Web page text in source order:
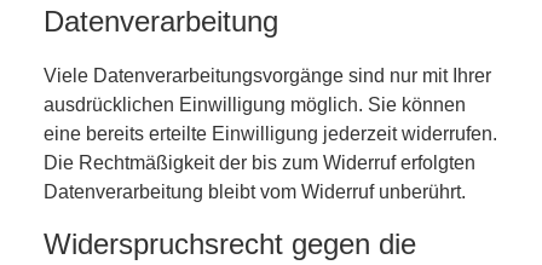
Datenverarbeitung
Viele Datenverarbeitungsvorgänge sind nur mit Ihrer
ausdrücklichen Einwilligung möglich. Sie können
eine bereits erteilte Einwilligung jederzeit widerrufen.
Die Rechtmäßigkeit der bis zum Widerruf erfolgten
Datenverarbeitung bleibt vom Widerruf unberührt.
Widerspruchsrecht gegen die